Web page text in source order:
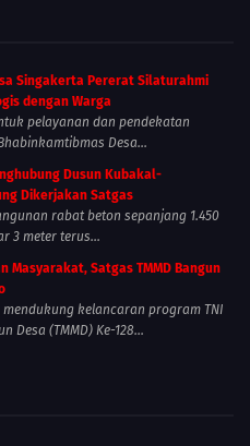
Singakerta Pererat Silaturahmi
dengan Warga
pelayanan dan pendekatan
Desa...
Dusun Kubakal-
Dikerjakan Satgas
rabat beton sepanjang 1.450
3 meter terus...
Masyarakat, Satgas TMMD Bangun
mendukung kelancaran program TNI
Desa (TMMD) Ke-128...